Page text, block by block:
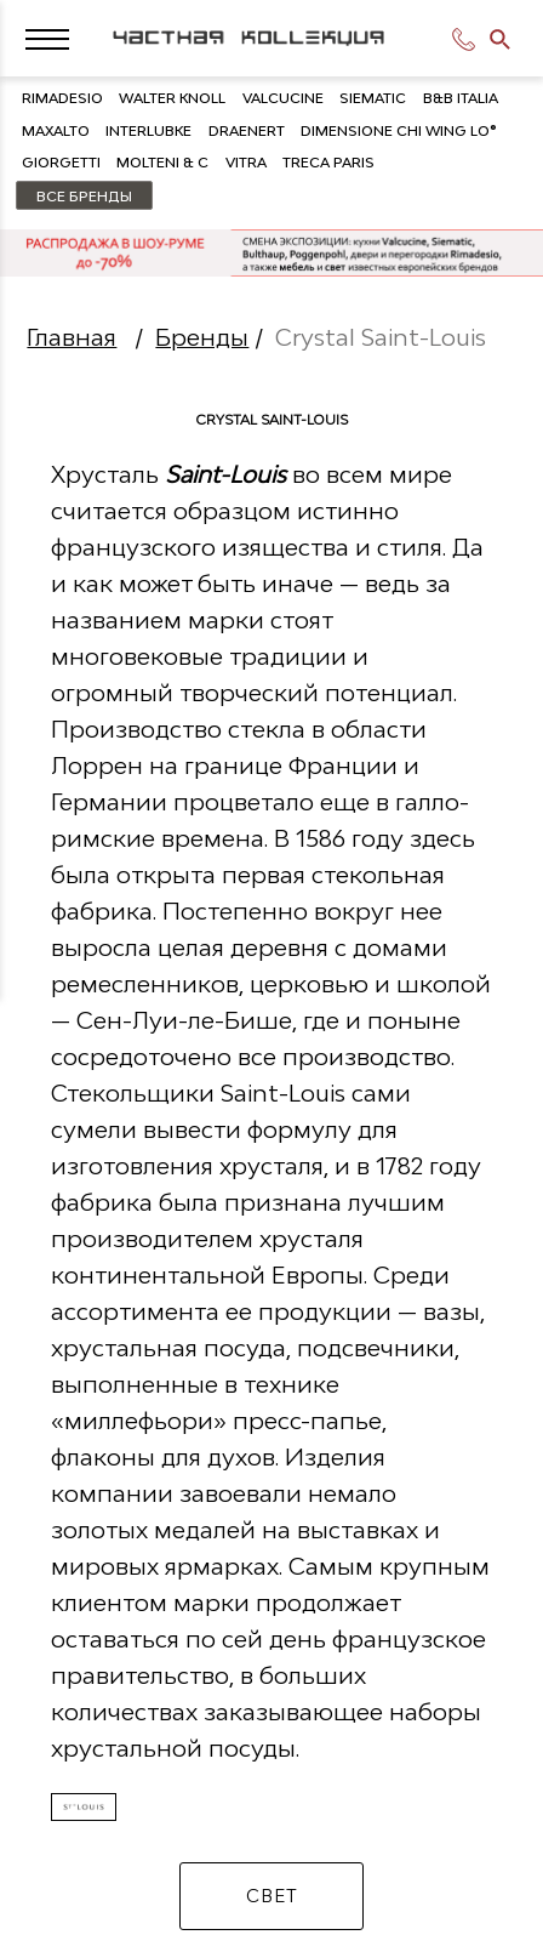
RIMADESIO WALTER KNOLL VALCUCINE SIEMATIC B&B ITALIA
MAXALTO INTERLUBKE DRAENERT DIMENSIONE CHI WING LO®
GIORGETTI MOLTENI & C VITRA TRECA PARIS
ВСЕ БРЕНДЫ
Главная / Бренды /Crystal Saint-Louis
CRYSTAL SAINT-LOUIS
Хрусталь Saint-Louisво всем мире
считается образцом истинно
французского изящества и стиля. Да
и как может быть иначе — ведь за
названием марки стоят
многовековые традиции и
огромный творческий потенциал.
Производство стекла в области
Лоррен на границе Франции и
Германии процветало еще в галло-
римские времена. В 1586 году здесь
была открыта первая стекольная
фабрика. Постепенно вокруг нее
выросла целая деревня с домами
ремесленников, церковью и школой
— Сен-Луи-ле-Бише, где и поныне
сосредоточено все производство.
Стекольщики Saint-Louis сами
сумели вывести формулу для
изготовления хрусталя, и в 1782 году
фабрика была признана лучшим
производителем хрусталя
континентальной Европы. Среди
ассортимента ее продукции — вазы,
хрустальная посуда, подсвечники,
выполненные в технике
«миллефьори» пресс-папье,
флаконы для духов. Изделия
компании завоевали немало
золотых медалей на выставках и
мировых ярмарках. Самым крупным
клиентом марки продолжает
оставаться по сей день французское
правительство, в больших
количествах заказывающее наборы
хрустальной посуды.
СВЕТ